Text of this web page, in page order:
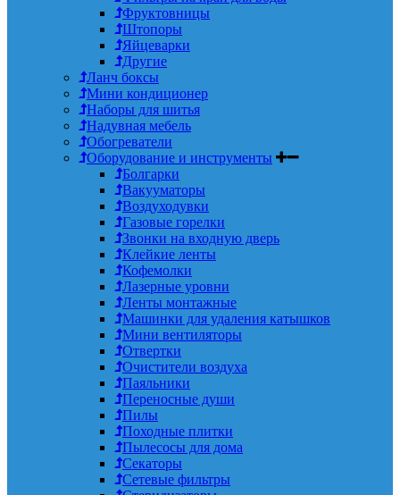
Фруктовницы
Штопоры
Яйцеварки
Другие
Ланч боксы
Мини кондиционер
Наборы для шитья
Надувная мебель
Обогреватели
Оборудование и инструменты
Болгарки
Вакууматоры
Воздуходувки
Газовые горелки
Звонки на входную дверь
Клейкие ленты
Кофемолки
Лазерные уровни
Ленты монтажные
Машинки для удаления катышков
Мини вентиляторы
Отвертки
Очистители воздуха
Паяльники
Переносные души
Пилы
Походные плитки
Пылесосы для дома
Секаторы
Сетевые фильтры